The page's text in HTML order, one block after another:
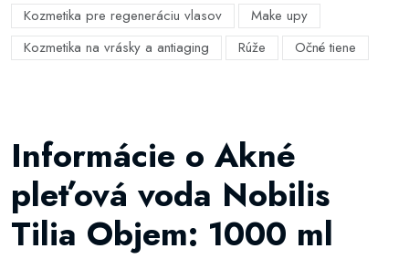
Kozmetika pre regeneráciu vlasov
Make upy
Kozmetika na vrásky a antiaging
Rúže Očné tiene
Informácie o Akné
pleťová voda Nobilis
Tilia Objem: 1000 ml